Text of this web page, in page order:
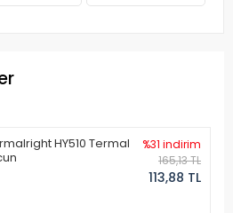
HY510 Termal
%31 indirim
165,13 TL
113,88 TL